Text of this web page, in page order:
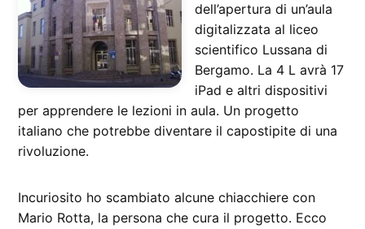
dell’apertura di un’aula
digitalizzata al liceo
scientifico Lussana di
Bergamo. La 4 L avrà 17
iPad e altri dispositivi
per apprendere le lezioni in aula. Un progetto
italiano che potrebbe diventare il capostipite di una
rivoluzione.
Incuriosito ho scambiato alcune chiacchiere con
Mario Rotta, la persona che cura il progetto. Ecco